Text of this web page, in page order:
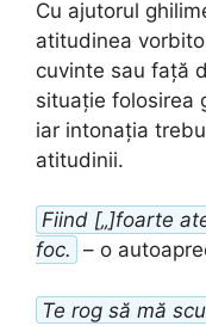
Cu ajutorul
atitudinea
cuvinte sau față
situație folosirea
iar intonația
atitudinii.
Fiind [„]foarte
foc. – o
Te rog să mă